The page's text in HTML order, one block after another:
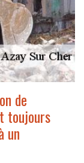
de
toujours
un